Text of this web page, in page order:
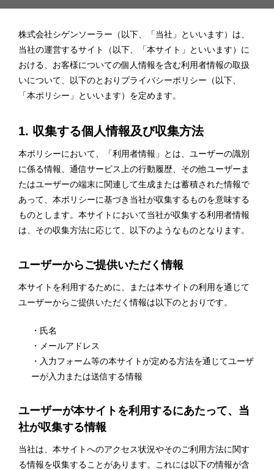
株式会社シゲンソーラー（以下、「当社」といいます）は、
当社の運営するサイト（以下、「本サイト」といいます）に
おける、お客様についての個人情報を含む利用者情報の取扱
いについて、以下のとおりプライバシーポリシー（以下、
「本ポリシー」といいます）を定めます。
1. 収集する個人情報及び収集方法
本ポリシーにおいて、「利用者情報」とは、ユーザーの識別
に係る情報、通信サービス上の行動履歴、その他ユーザーま
たはユーザーの端末に関連して生成または蓄積された情報で
あって、本ポリシーに基づき当社が収集するものを意味する
ものとします。本サイトにおいて当社が収集する利用者情報
は、その収集方法に応じて、以下のようなものとなります。
ユーザーからご提供いただく情報
本サイトを利用するために、または本サイトの利用を通じて
ユーザーからご提供いただく情報は以下のとおりです。
・氏名
・メールアドレス
・入力フォーム等の本サイトが定める方法を通じてユーザ
ーが入力または送信する情報
ユーザーが本サイトを利用するにあたって、当
社が収集する情報
当社は、本サイトへのアクセス状況やそのご利用方法に関す
る情報を収集することがあります。これには以下の情報が含